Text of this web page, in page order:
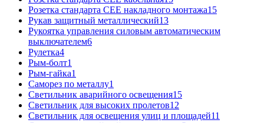
Розетка стандарта СЕЕ накладного монтажа15
Рукав защитный металлический13
Рукоятка управления силовым автоматическим
выключателем6
Рулетка4
Рым-болт1
Рым-гайка1
Саморез по металлу1
Светильник аварийного освещения15
Светильник для высоких пролетов12
Светильник для освещения улиц и площадей11